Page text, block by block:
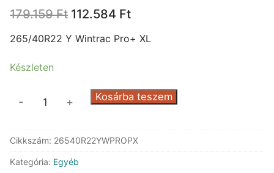
179.159Ft Original
was:
112.584 FtCurrent
is:
265/40R22 Y Wintrac Pro+ XL
Készleten
Vredestein
XL
mennyiség
- + Kosárba teszem
Cikkszám: 26540R22YWPROPX
Kategória: Egyéb